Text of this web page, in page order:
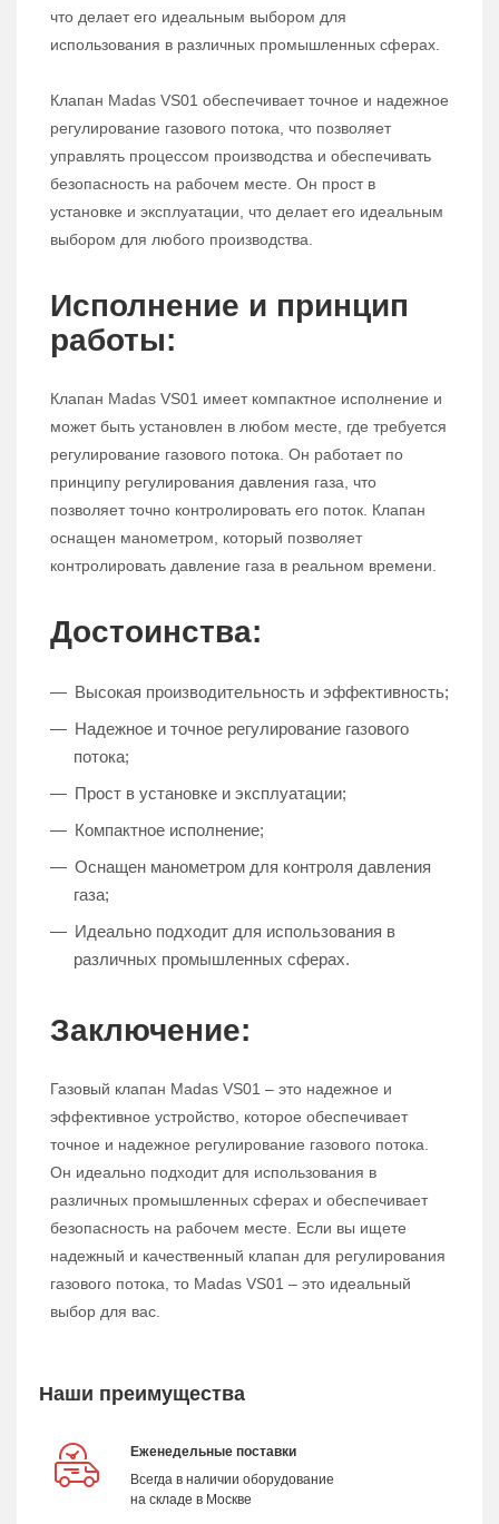
что делает его идеальным выбором для
использования в различных промышленных сферах.
Клапан Madas VS01 обеспечивает точное и надежное
регулирование газового потока, что позволяет
управлять процессом производства и обеспечивать
безопасность на рабочем месте. Он прост в
установке и эксплуатации, что делает его идеальным
выбором для любого производства.
Исполнение и принцип
работы:
Клапан Madas VS01 имеет компактное исполнение и
может быть установлен в любом месте, где требуется
регулирование газового потока. Он работает по
принципу регулирования давления газа, что
позволяет точно контролировать его поток. Клапан
оснащен манометром, который позволяет
контролировать давление газа в реальном времени.
Достоинства:
Высокая производительность и эффективность;
Надежное и точное регулирование газового
потока;
Прост в установке и эксплуатации;
Компактное исполнение;
Оснащен манометром для контроля давления
газа;
Идеально подходит для использования в
различных промышленных сферах.
Заключение:
Газовый клапан Madas VS01 – это надежное и
эффективное устройство, которое обеспечивает
точное и надежное регулирование газового потока.
Он идеально подходит для использования в
различных промышленных сферах и обеспечивает
безопасность на рабочем месте. Если вы ищете
надежный и качественный клапан для регулирования
газового потока, то Madas VS01 – это идеальный
выбор для вас.
Наши преимущества
Еженедельные поставки
Всегда в наличии оборудование
на складе в Москве